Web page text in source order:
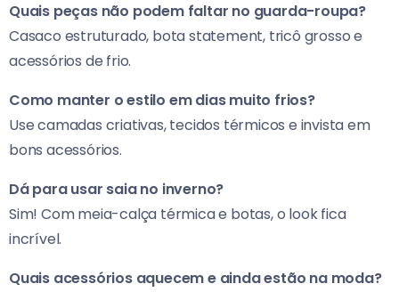
Quais peças não podem faltar no guarda-roupa?
Casaco estruturado, bota statement, tricô grosso e
acessórios de frio.
Como manter o estilo em dias muito frios?
Use camadas criativas, tecidos térmicos e invista em
bons acessórios.
Dá para usar saia no inverno?
Sim! Com meia-calça térmica e botas, o look fica
incrível.
Quais acessórios aquecem e ainda estão na moda?